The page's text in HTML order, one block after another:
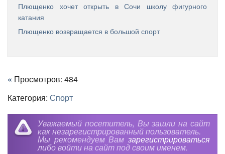
Плющенко хочет открыть в Сочи школу фигурного
катания
Плющенко возвращается в большой спорт
« Просмотров: 484
Категория: Спорт
Уважаемый посетитель, Вы зашли на сайт
как незарегистрированный пользователь.
Мы рекомендуем Вам зарегистрироваться
либо войти на сайт под своим именем.